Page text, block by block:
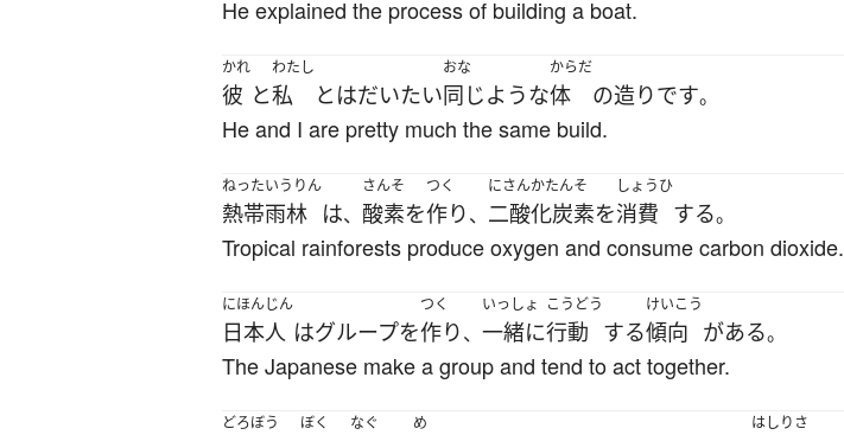
He explained the process of building a boat.
かれ
彼 と
わたし
私 とはだいたい
おな
同じような
からだ
体 の造りです。
He and I are pretty much the same build.
ねったいうりん
熱帯雨林 は、
さんそ
酸素を
つく
作り、
にさんかたんそ
二酸化炭素を
しょうひ
消費 する。
Tropical rainforests produce oxygen and consume carbon dioxide.
にほんじん
日本人 はグループを
つく
作り、
いっしょ
一緒に
こうどう
行動 する
けいこう
傾向 がある。
The Japanese make a group and tend to act together.
どろぼう
ぼく なぐ め はしりさ